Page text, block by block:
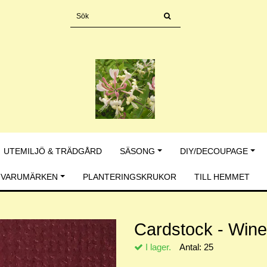
UTEMILJÖ & TRÄDGÅRD SÄSONG DIY/DECOUPAGE
VARUMÄRKEN PLANTERINGSKRUKOR TILL HEMMET
Cardstock - Wine
I lager. Antal: 25